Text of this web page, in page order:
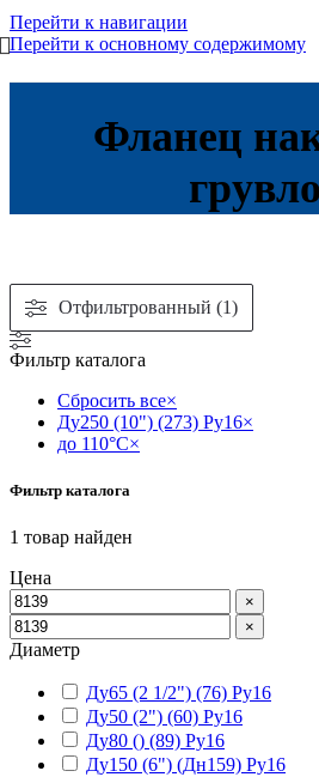
Перейти к навигации
Перейти к основному содержимому
Фланец
Отфильтрованный (1)
Фильтр каталога
Сбросить все×
Ду250 (10") (273) Ру16×
до 110°С×
Фильтр каталога
1 товар найден
Цена
×
×
Диаметр
Ду65 (2 1/2") (76) Ру16
Ду50 (2") (60) Ру16
Ду80 () (89) Ру16
Ду150 (6") (Дн159) Ру16